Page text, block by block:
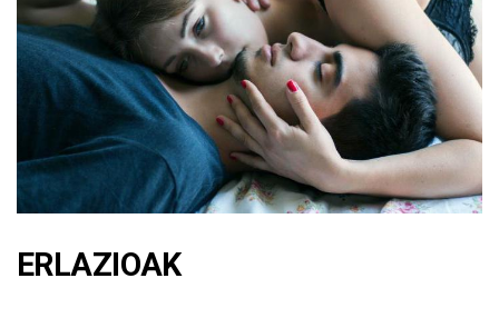
ERLAZIOAK